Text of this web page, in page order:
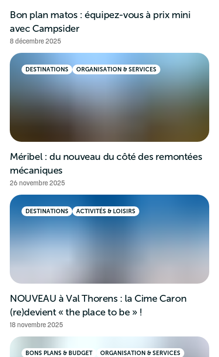
Bon plan matos : équipez-vous à prix mini
avec Campsider
8 décembre 2025
DESTINATIONS ORGANISATION & SERVICES
Méribel : du nouveau du côté des remontées
mécaniques
26 novembre 2025
DESTINATIONS ACTIVITÉS & LOISIRS
NOUVEAU à Val Thorens : la Cime Caron
(re)devient « the place to be » !
18 novembre 2025
BONS PLANS & BUDGET ORGANISATION & SERVICES